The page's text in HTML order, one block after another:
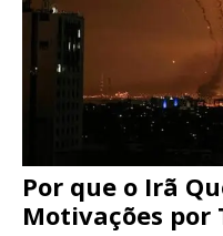
Por que o Irã
Motivações por